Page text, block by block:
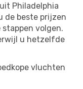
Philadelphia
de beste prijzen
volgen.
u hetzelfde
vluchten